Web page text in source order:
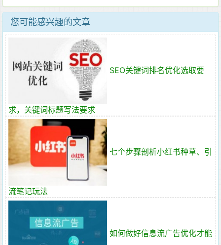
您可能感兴趣的文章
SEO关键词排名优化选取要
求，关键词标题写法要求
七个步骤剖析小红书种草、引
流笔记玩法
如何做好信息流广告优化才能